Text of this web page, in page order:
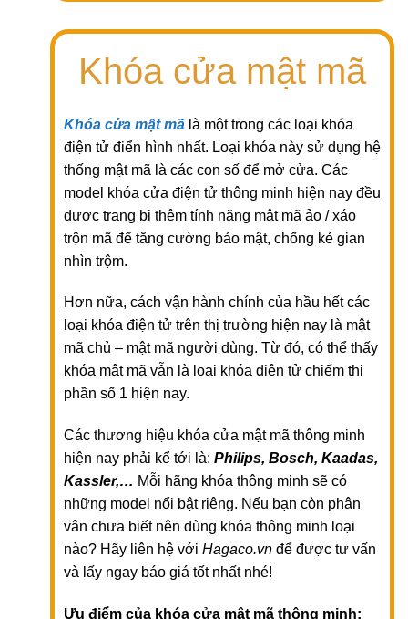
Khóa cửa mật mã
Khóa cửa mật mã là một trong các loại khóa
điện tử điển hình nhất. Loại khóa này sử dụng hệ
thống mật mã là các con số để mở cửa. Các
model khóa cửa điện tử thông minh hiện nay đều
được trang bị thêm tính năng mật mã ảo / xáo
trộn mã để tăng cường bảo mật, chống kẻ gian
nhìn trộm.
Hơn nữa, cách vận hành chính của hầu hết các
loại khóa điện tử trên thị trường hiện nay là mật
mã chủ – mật mã người dùng. Từ đó, có thể thấy
khóa mật mã vẫn là loại khóa điện tử chiếm thị
phần số 1 hiện nay.
Các thương hiệu khóa cửa mật mã thông minh
hiện nay phải kể tới là: Philips, Bosch, Kaadas,
Kassler,… Mỗi hãng khóa thông minh sẽ có
những model nổi bật riêng. Nếu bạn còn phân
vân chưa biết nên dùng khóa thông minh loại
nào? Hãy liên hệ với Hagaco.vn để được tư vấn
và lấy ngay báo giá tốt nhất nhé!
Ưu điểm của khóa cửa mật mã thông minh: